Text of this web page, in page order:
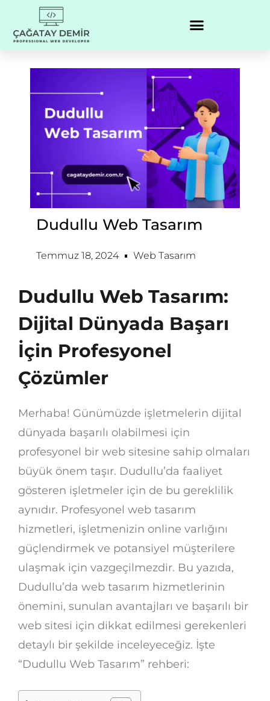
Dudullu Web Tasarım
Temmuz 18, 2024 Web Tasarım
Dudullu Web Tasarım:
Dijital Dünyada Başarı
İçin Profesyonel
Çözümler
Merhaba! Günümüzde işletmelerin dijital
dünyada başarılı olabilmesi için
profesyonel bir web sitesine sahip olmaları
büyük önem taşır. Dudullu’da faaliyet
gösteren işletmeler için de bu gereklilik
aynıdır. Profesyonel web tasarım
hizmetleri, işletmenizin online varlığını
güçlendirmek ve potansiyel müşterilere
ulaşmak için vazgeçilmezdir. Bu yazıda,
Dudullu’da web tasarım hizmetlerinin
önemini, sunulan avantajları ve başarılı bir
web sitesi için dikkat edilmesi gerekenleri
detaylı bir şekilde inceleyeceğiz. İşte
“Dudullu Web Tasarım” rehberi: